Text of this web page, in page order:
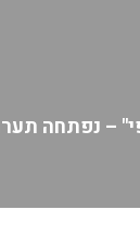
– נפתחה